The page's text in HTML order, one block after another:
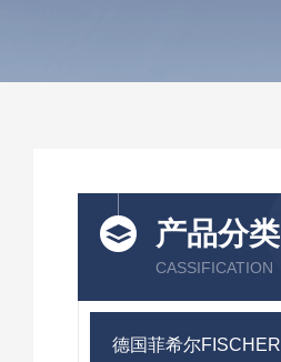
产品分类
CASSIFICATION
德国菲希尔FISCHER